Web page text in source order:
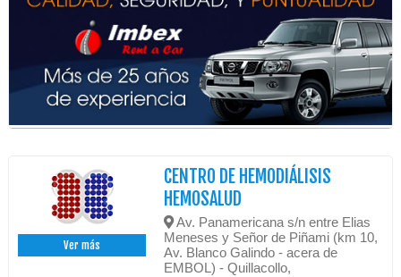
Ver más
CENTRO DE HEMODIÁLISIS
HEMOSALUD
Av. Panamericana s/n entre Elias
Meneses y Señor de Piñami (km 10,
Av. Blanco Galindo - acera de
EMBOL) - Quillacollo,